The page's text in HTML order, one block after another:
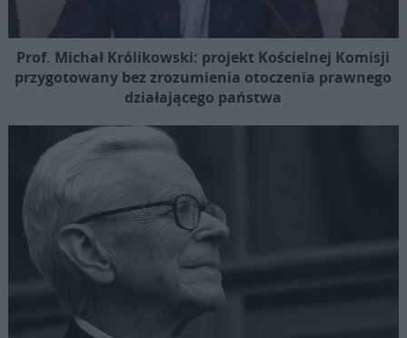
Prof. Michał Królikowski: projekt Kościelnej Komisji
przygotowany bez zrozumienia otoczenia prawnego
działającego państwa